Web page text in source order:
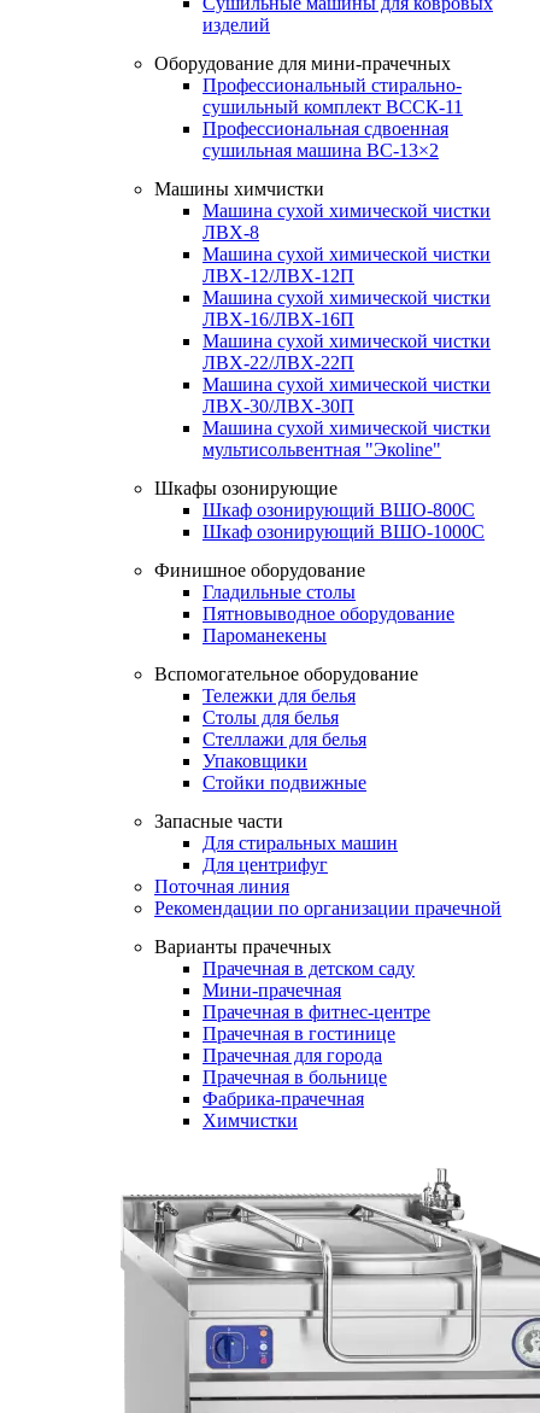
изделий
Оборудование для мини-прачечных
Профессиональный стирально-
сушильный комплект ВССК-11
Профессиональная сдвоенная
сушильная машина ВС-13×2
Машины химчистки
Машина сухой химической чистки
ЛВХ-8
Машина сухой химической чистки
ЛВХ-12/ЛВХ-12П
Машина сухой химической чистки
ЛВХ-16/ЛВХ-16П
Машина сухой химической чистки
ЛВХ-22/ЛВХ-22П
Машина сухой химической чистки
ЛВХ-30/ЛВХ-30П
Машина сухой химической чистки
мультисольвентная "Экоline"
Шкафы озонирующие
Шкаф озонирующий ВШО-800С
Шкаф озонирующий ВШО-1000С
Финишное оборудование
Гладильные столы
Пятновыводное оборудование
Пароманекены
Вспомогательное оборудование
Тележки для белья
Столы для белья
Стеллажи для белья
Упаковщики
Стойки подвижные
Запасные части
Для стиральных машин
Для центрифуг
Поточная линия
Рекомендации по организации прачечной
Варианты прачечных
Прачечная в детском саду
Мини-прачечная
Прачечная в фитнес-центре
Прачечная в гостинице
Прачечная для города
Прачечная в больнице
Фабрика-прачечная
Химчистки